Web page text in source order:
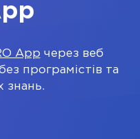
App через веб
програмістів та
знань.